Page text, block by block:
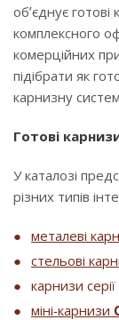
об’єднує
комплексного
комерційних
підібрати як
карнизну
Готові
У каталозі
різних типів
металеві
стельові
карнизи серії
міні-карнизи